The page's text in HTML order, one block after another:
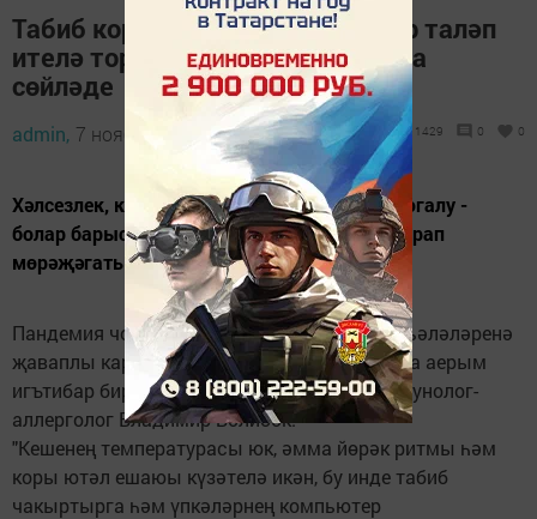
Табиб коронавирусның игътибар таләп
ителә торган симптомы турында
сөйләде
admin, 7 ноябрь 2020 - 18:15 1429 0 0
Хәлсезлек, күзләрендә авырту, ис һәм тәм югалу -
болар барысы да белгечкә консультация сорап
мөрәҗәгать итү өчен сәбәпләр.
Пандемия чорында шәхси сәламәтлек мәсьәләләренә
җаваплы карарга кирәк. Авыру симптомына аерым
игътибар бирергә кирәк, дип киңәш итә иммунолог-
аллерголог Владимир Болибок.
"Кешенең температурасы юк, әмма йөрәк ритмы һәм
коры ютәл ешаюы күзәтелә икән, бу инде табиб
чакыртырга һәм үпкәләрнең компьютер